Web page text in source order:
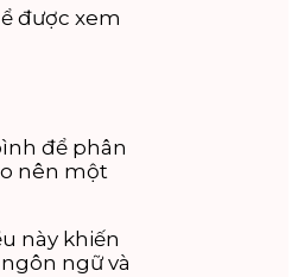
được xem
để phân
nên một
này khiến
ngữ và